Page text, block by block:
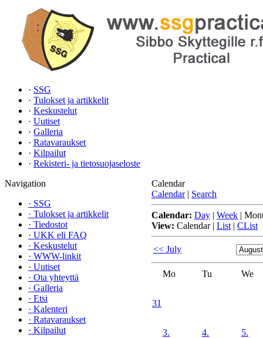
· SSG
· Tulokset ja artikkelit
· Keskustelut
· Uutiset
· Galleria
· Ratavaraukset
· Kilpailut
· Rekisteri- ja tietosuojaseloste
Navigation
· SSG
· Tulokset ja artikkelit
· Tiedostot
· UKK eli FAQ
· Keskustelut
· WWW-linkit
· Uutiset
· Ota yhteyttä
· Galleria
· Etsi
· Kalenteri
· Ratavaraukset
· Kilpailut
Calendar
Calendar | Search
Calendar: Day | Week |
View: Calendar| List | CList
<< July
Mo Tu We
31
3. 4. 5.